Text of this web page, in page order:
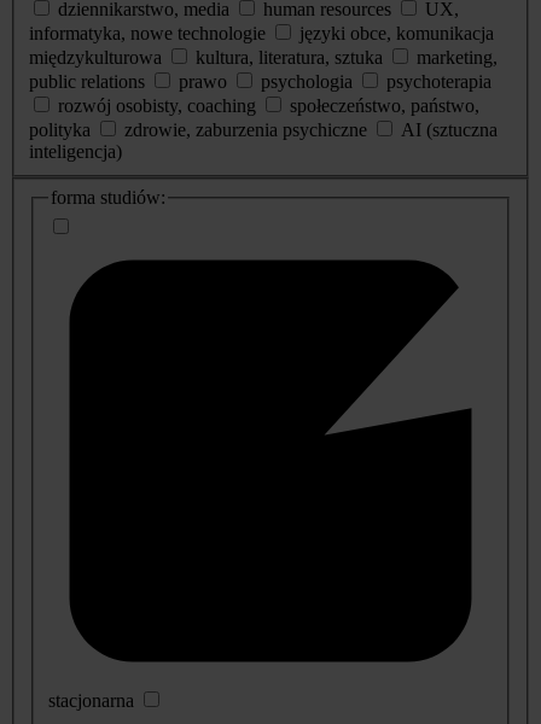
dziennikarstwo, media
human resources
UX,
informatyka, nowe technologie
języki obce, komunikacja
międzykulturowa
kultura, literatura, sztuka
marketing,
public relations
prawo psychologia
psychoterapia
rozwój osobisty, coaching
społeczeństwo, państwo,
polityka
zdrowie, zaburzenia psychiczne
AI (sztuczna
inteligencja)
dodatkowe
informacje
forma studiów:
stacjonarna